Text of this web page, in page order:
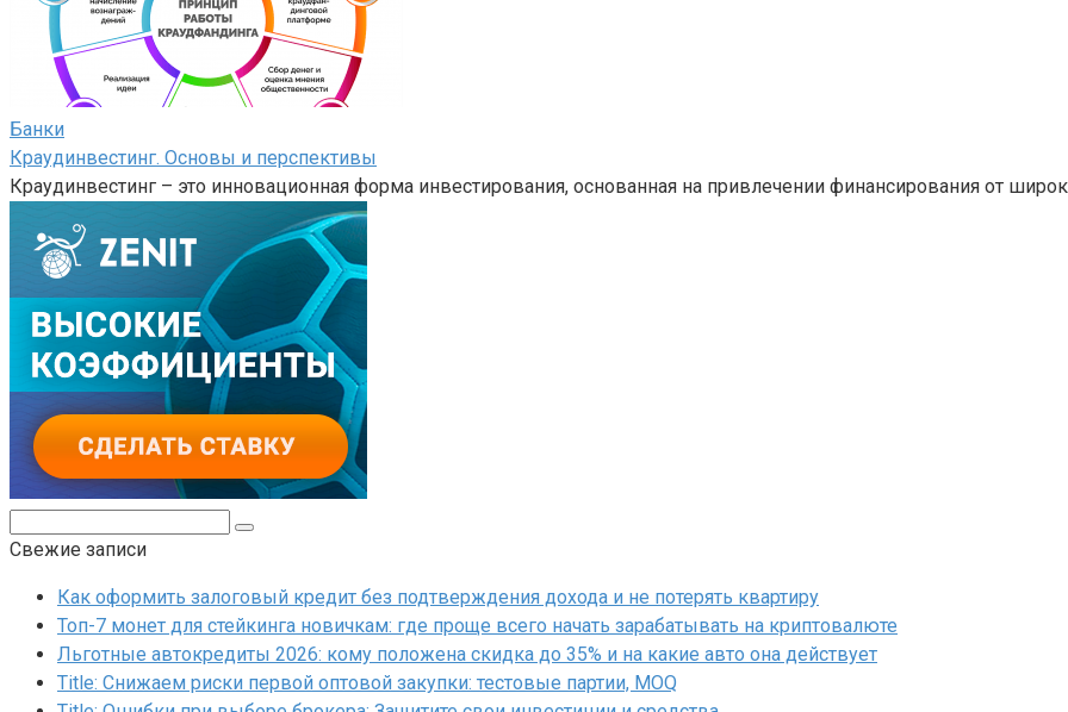
Банки
Краудинвестинг. Основы и перспективы
Краудинвестинг – это инновационная форма инвестирования, основанная на привлечении финансирования от
Свежие записи
Как оформить залоговый кредит без подтверждения дохода и не потерять квартиру
Топ-7 монет для стейкинга новичкам: где проще всего начать зарабатывать на криптовалюте
Льготные автокредиты 2026: кому положена скидка до 35% и на какие авто она действует
Title: Снижаем риски первой оптовой закупки: тестовые партии, MOQ